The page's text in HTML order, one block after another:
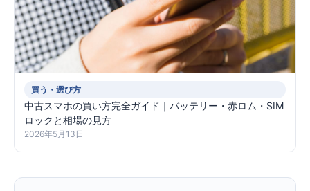
買う・選び方
中古スマホの買い方完全ガイド｜バッテリー・赤ロム・SIM
ロックと相場の見方
2026年5月13日